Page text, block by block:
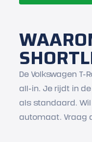
De Volkswagen
all-in. Je rijdt in
als standaard. Wil
automaat. Vraag